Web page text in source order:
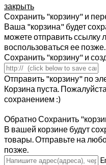
закрыть
Сохранить "корзину" и
Ваша "корзина" будет
можете отправить ссылку
воспользоваться ее позже.
Сохранить "корзину" и
Отправить "корзину" по
Корзина пуста.
сохранением :)
ОбратноСохранить
В вашей корзине будут
товары. Отправьте на
позже.